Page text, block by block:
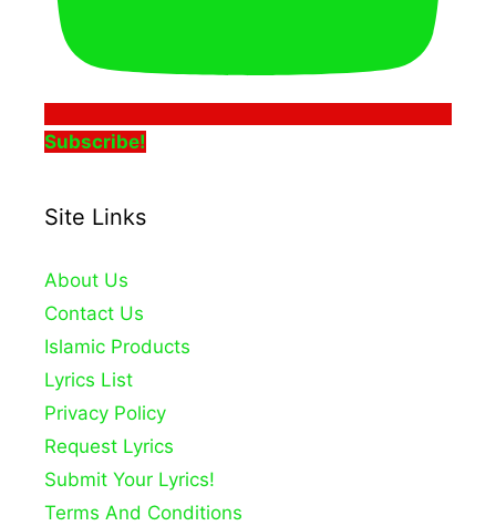
Subscribe!
Site Links
About Us
Contact Us
Islamic Products
Lyrics List
Privacy Policy
Request Lyrics
Submit Your Lyrics!
Terms And Conditions